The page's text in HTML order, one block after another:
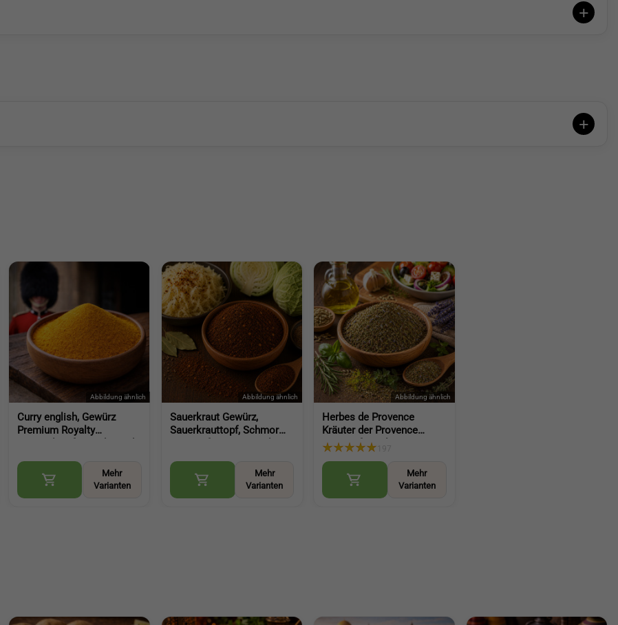
Curry english, Gewürz
Premium Royalty
(English Curry Powder)
Mehr
Varianten
Sauerkraut Gewürz,
Sauerkrauttopf, Schmor
Küche (Sauerkraut
Seasoning)
Mehr
Varianten
Herbes de Provence
Kräuter der Provence
Gewürz für Salat
Küche und Gerichte (Herbs
of Provence)
Mehr
Varianten